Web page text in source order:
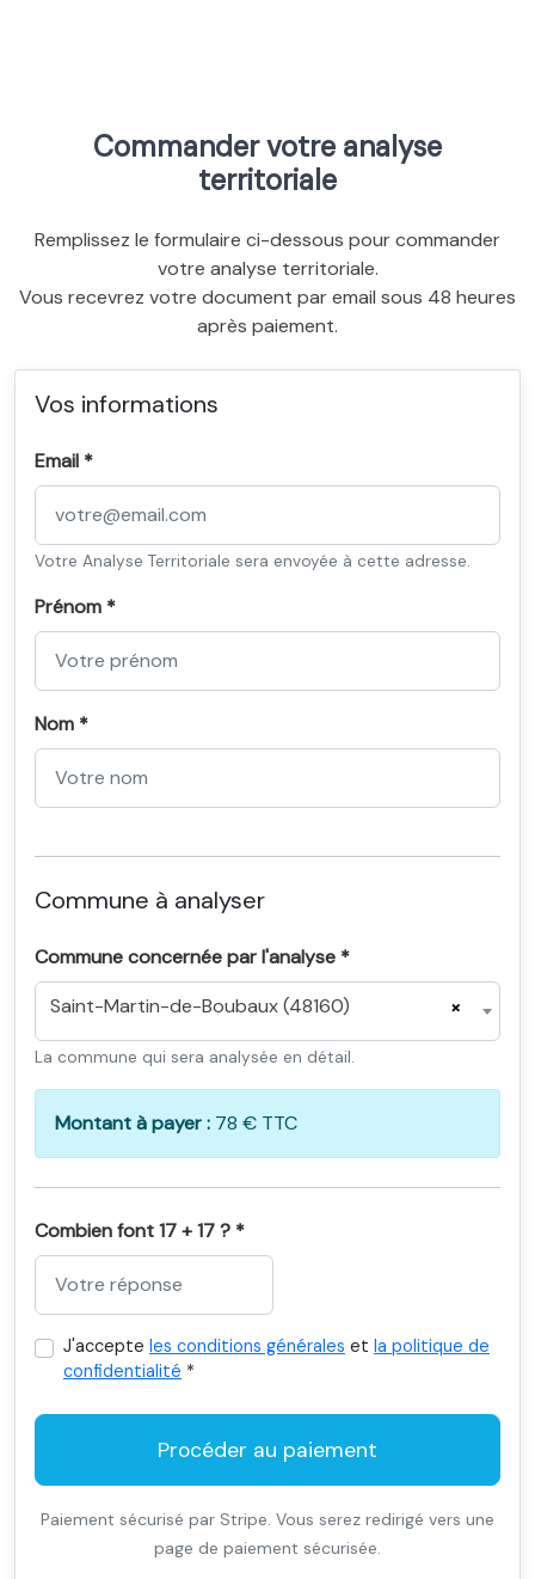
Commander votre analyse
territoriale
Remplissez le formulaire ci-dessous pour commander
votre analyse territoriale.
Vous recevrez votre document par email sous 48 heures
après paiement.
Vos informations
Email *
Votre Analyse Territoriale sera envoyée à cette adresse.
Prénom *
Nom *
Commune à analyser
Commune concernée par l'analyse *
×
Saint-Martin-de-Boubaux (48160)
La commune qui sera analysée en détail.
Montant à payer : 78 € TTC
Combien font 17 + 17 ? *
J'accepte les conditions générales et la politique de
confidentialité *
Procéder au paiement
Paiement sécurisé par Stripe. Vous serez redirigé vers une
page de paiement sécurisée.